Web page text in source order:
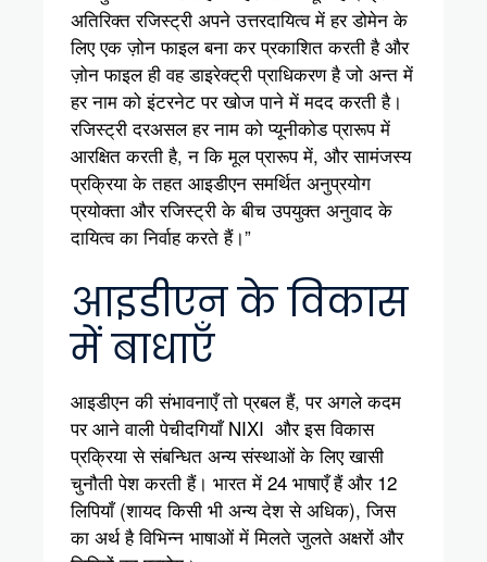
अतिरिक्त रजिस्ट्री अपने उत्तरदायित्व में हर डोमेन के
लिए एक ज़ोन फाइल बना कर प्रकाशित करती है और
ज़ोन फाइल ही वह डाइरेक्ट्री प्राधिकरण है जो अन्त में
हर नाम को इंटरनेट पर खोज पाने में मदद करती है।
रजिस्ट्री दरअसल हर नाम को प्यूनीकोड प्रारूप में
आरक्षित करती है, न कि मूल प्रारूप में, और सामंजस्य
प्रक्रिया के तहत आइडीएन समर्थित अनुप्रयोग
प्रयोक्ता और रजिस्ट्री के बीच उपयुक्त अनुवाद के
दायित्व का निर्वाह करते हैं।”
आइडीएन के विकास
में बाधाएँ
आइडीएन की संभावनाएँ तो प्रबल हैं, पर अगले कदम
पर आने वाली पेचीदगियाँ NIXI और इस विकास
प्रक्रिया से संबन्धित अन्य संस्थाओं के लिए खासी
चुनौती पेश करती हैं। भारत में 24 भाषाएँ हैं और 12
लिपियाँ (शायद किसी भी अन्य देश से अधिक), जिस
का अर्थ है विभिन्न भाषाओं में मिलते जुलते अक्षरों और